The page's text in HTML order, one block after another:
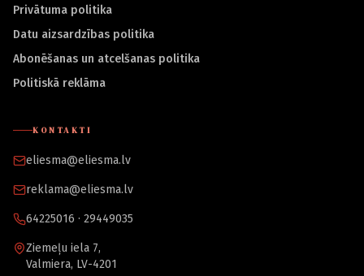
Privātuma politika
Datu aizsardzības politika
Abonēšanas un atcelšanas politika
Politiskā reklāma
KONTAKTI
eliesma@eliesma.lv
reklama@eliesma.lv
64225016 · 29449035
Ziemeļu iela 7,
Valmiera, LV-4201